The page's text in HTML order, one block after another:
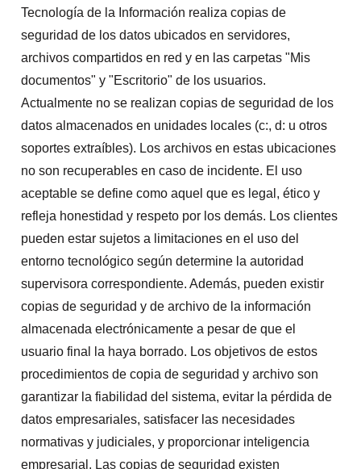
Tecnología de la Información realiza copias de
seguridad de los datos ubicados en servidores,
archivos compartidos en red y en las carpetas "Mis
documentos" y "Escritorio" de los usuarios.
Actualmente no se realizan copias de seguridad de los
datos almacenados en unidades locales (c:, d: u otros
soportes extraíbles). Los archivos en estas ubicaciones
no son recuperables en caso de incidente. El uso
aceptable se define como aquel que es legal, ético y
refleja honestidad y respeto por los demás. Los clientes
pueden estar sujetos a limitaciones en el uso del
entorno tecnológico según determine la autoridad
supervisora correspondiente. Además, pueden existir
copias de seguridad y de archivo de la información
almacenada electrónicamente a pesar de que el
usuario final la haya borrado. Los objetivos de estos
procedimientos de copia de seguridad y archivo son
garantizar la fiabilidad del sistema, evitar la pérdida de
datos empresariales, satisfacer las necesidades
normativas y judiciales, y proporcionar inteligencia
empresarial. Las copias de seguridad existen